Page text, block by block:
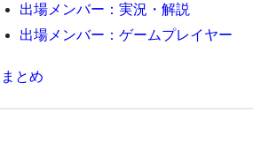
出場メンバー：実況・解説
出場メンバー：ゲームプレイヤー
まとめ